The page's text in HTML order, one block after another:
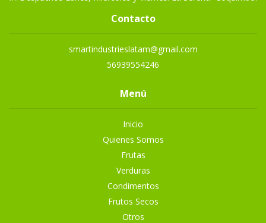
Contacto
smartindustrieslatam@gmail.com
56939554246
Menú
Inicio
Quienes Somos
Frutas
Verduras
Condimentos
Frutos Secos
Otros